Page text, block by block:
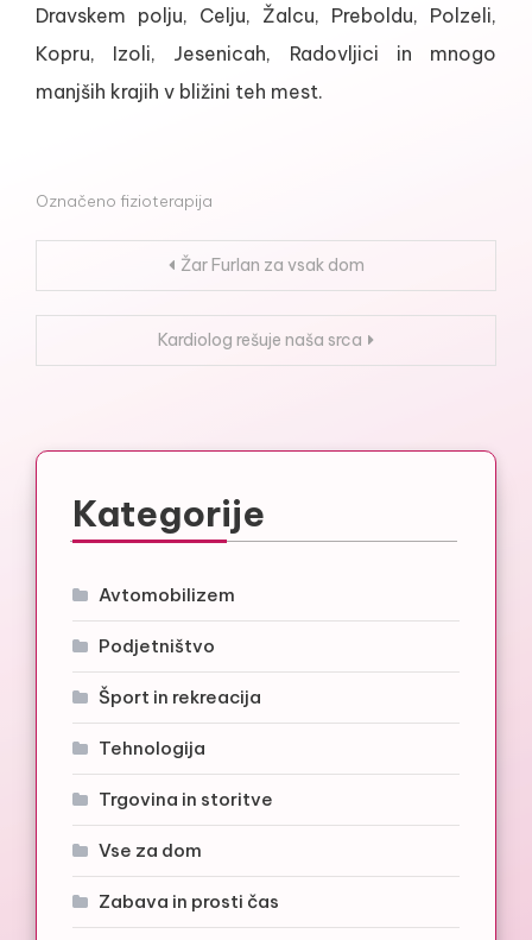
Dravskem polju, Celju, Žalcu, Preboldu, Polzeli,
Kopru, Izoli, Jesenicah, Radovljici in mnogo
manjših krajih v bližini teh mest.
Označeno fizioterapija
Navigacija
prispevka
Žar Furlan za vsak dom
Kardiolog rešuje naša srca
Kategorije
Avtomobilizem
Podjetništvo
Šport in rekreacija
Tehnologija
Trgovina in storitve
Vse za dom
Zabava in prosti čas